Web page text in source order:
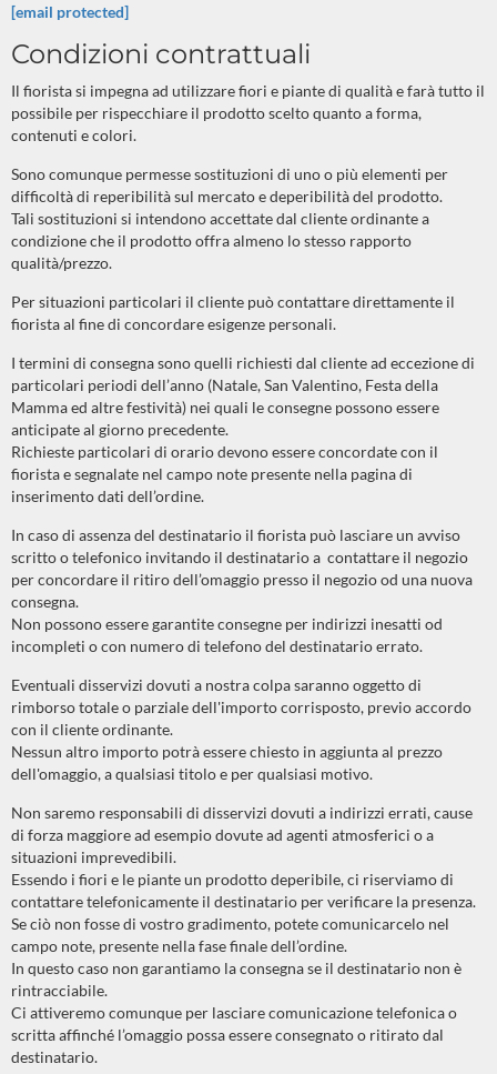
[email protected]
Condizioni contrattuali
Il fiorista si impegna ad utilizzare fiori e piante di qualità e farà tutto il
possibile per rispecchiare il prodotto scelto quanto a forma,
contenuti e colori.
Sono comunque permesse sostituzioni di uno o più elementi per
difficoltà di reperibilità sul mercato e deperibilità del prodotto.
Tali sostituzioni si intendono accettate dal cliente ordinante a
condizione che il prodotto offra almeno lo stesso rapporto
qualità/prezzo.
Per situazioni particolari il cliente può contattare direttamente il
fiorista al fine di concordare esigenze personali.
I termini di consegna sono quelli richiesti dal cliente ad eccezione di
particolari periodi dell’anno (Natale, San Valentino, Festa della
Mamma ed altre festività) nei quali le consegne possono essere
anticipate al giorno precedente.
Richieste particolari di orario devono essere concordate con il
fiorista e segnalate nel campo note presente nella pagina di
inserimento dati dell’ordine.
In caso di assenza del destinatario il fiorista può lasciare un avviso
scritto o telefonico invitando il destinatario a contattare il negozio
per concordare il ritiro dell’omaggio presso il negozio od una nuova
consegna.
Non possono essere garantite consegne per indirizzi inesatti od
incompleti o con numero di telefono del destinatario errato.
Eventuali disservizi dovuti a nostra colpa saranno oggetto di
rimborso totale o parziale dell'importo corrisposto, previo accordo
con il cliente ordinante.
Nessun altro importo potrà essere chiesto in aggiunta al prezzo
dell'omaggio, a qualsiasi titolo e per qualsiasi motivo.
Non saremo responsabili di disservizi dovuti a indirizzi errati, cause
di forza maggiore ad esempio dovute ad agenti atmosferici o a
situazioni imprevedibili.
Essendo i fiori e le piante un prodotto deperibile, ci riserviamo di
contattare telefonicamente il destinatario per verificare la presenza.
Se ciò non fosse di vostro gradimento, potete comunicarcelo nel
campo note, presente nella fase finale dell’ordine.
In questo caso non garantiamo la consegna se il destinatario non è
rintracciabile.
Ci attiveremo comunque per lasciare comunicazione telefonica o
scritta affinché l’omaggio possa essere consegnato o ritirato dal
destinatario.